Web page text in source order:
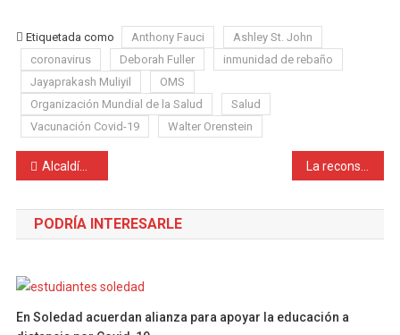
Etiquetada como Anthony Fauci
Ashley St. John
coronavirus
Deborah Fuller
inmunidad de rebaño
Jayaprakash Muliyil
OMS
Organización Mundial de la Salud
Salud
Vacunación Covid-19
Walter Orenstein
Navegación
de
entradas
Alcaldía de Soledad prepara lanzamiento del Sisbén IV
PODRÍA INTERESARLE
En Soledad acuerdan alianza para apoyar la educación a